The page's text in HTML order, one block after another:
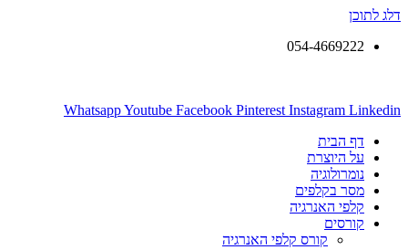
דלג לתוכן
054-4669222
WhatsappYoutube Facebook Pinterest Instagram Linkedin
דף הבית
על היוצרת
נומרולוגיה
מסר בקלפים
קלפי האנרגיה
קורסים
קורס קלפי האנרגיה